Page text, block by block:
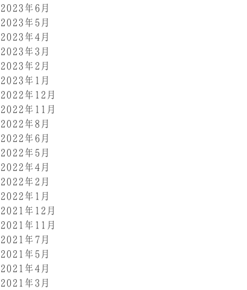
2023年6月
2023年5月
2023年4月
2023年3月
2023年2月
2023年1月
2022年12月
2022年11月
2022年8月
2022年6月
2022年5月
2022年4月
2022年2月
2022年1月
2021年12月
2021年11月
2021年7月
2021年5月
2021年4月
2021年3月